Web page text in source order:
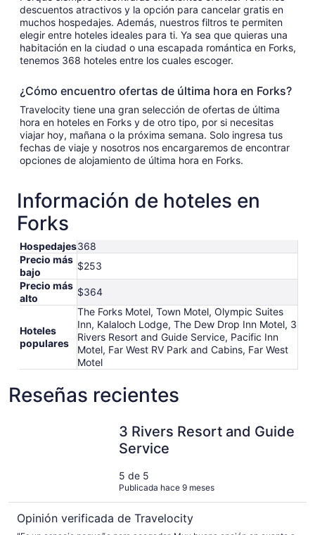
descuentos atractivos y la opción para cancelar gratis en
muchos hospedajes. Además, nuestros filtros te permiten
elegir entre hoteles ideales para ti. Ya sea que quieras una
habitación en la ciudad o una escapada romántica en Forks,
tenemos 368 hoteles entre los cuales escoger.
¿Cómo encuentro ofertas de última hora en Forks?
Travelocity tiene una gran selección de ofertas de última
hora en hoteles en Forks y de otro tipo, por si necesitas
viajar hoy, mañana o la próxima semana. Solo ingresa tus
fechas de viaje y nosotros nos encargaremos de encontrar
opciones de alojamiento de última hora en Forks.
Información de hoteles en
Forks
Hospedajes368
Precio más
bajo
$253
Precio más
alto
$364
Hoteles
populares
The Forks Motel, Town Motel, Olympic Suites
Inn, Kalaloch Lodge, The Dew Drop Inn Motel, 3
Rivers Resort and Guide Service, Pacific Inn
Motel, Far West RV Park and Cabins, Far West
Motel
Reseñas recientes
3 Rivers Resort and Guide
Service
5 de 5
Publicada hace 9 meses
Opinión verificada de Travelocity